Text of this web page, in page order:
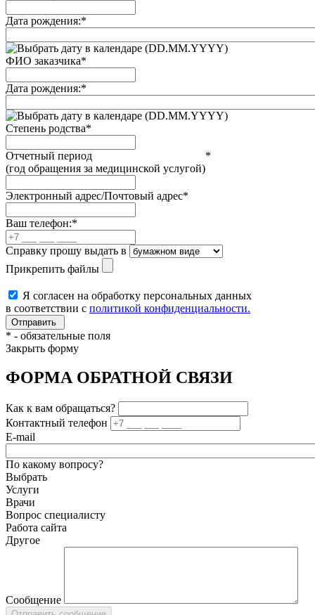
Дата рождения:*
(DD.MM.YYYY)
ФИО заказчика*
Дата рождения:*
(DD.MM.YYYY)
Степень родства*
Отчетный период
(год обращения за медицинской услугой)
*
Электронный адрес/Почтовый адрес*
Ваш телефон:*
Справку прошу выдать в
Прикрепить файлы
Я согласен на обработку персональных данных
в соответствии с политикой конфиденциальности.
* - обязательные поля
Закрыть форму
ФОРМА ОБРАТНОЙ СВЯЗИ
Как к вам обращаться?
Контактный телефон
E-mail
По какому вопросу?
Выбрать
Услуги
Врачи
Вопрос специалисту
Работа сайта
Другое
Сообщение